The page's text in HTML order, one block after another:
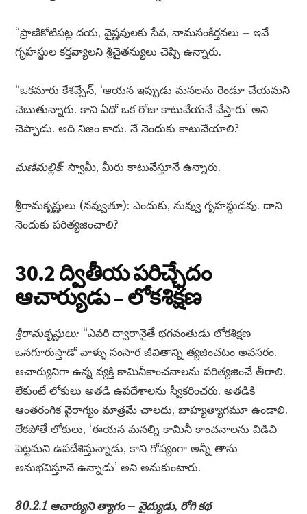
“ప్రాణికోటిపట్ల దయ, వైష్ణవులకు సేవ, నామసంకీర్తనలు – ఇవే
గృహస్థుల కర్తవ్యాలని శ్రీచైతన్యులు చెప్పి ఉన్నారు.
“ఒకమారు కేశవ్సేన్, ‘ఆయన ఇప్పుడు మనలను రెండూ చేయమని
చెబుతున్నారు. కాని ఏదో ఒక రోజు కాటువేయనే వేస్తారు’ అని
చెప్పాడు. అది నిజం కాదు. నే నెందుకు కాటువేయాలి?
మణిమల్లిక్: స్వామీ, మీరు కాటువేస్తూనే ఉన్నారు.
శ్రీరామకృష్ణులు (నవ్వుతూ): ఎందుకు, నువ్వు గృహస్థుడవు. దాని
నెందుకు పరిత్యజించాలి?
30.2 ద్వితీయ పరిచ్ఛేదం
ఆచార్యుడు – లోకశిక్షణ
శ్రీరామకృష్ణులు: “ఎవరి ద్వారానైతే భగవంతుడు లోకశిక్షణ
ఒనగూరుస్తాడో వాళ్ళు సంసార జీవితాన్ని త్యజించటం అవసరం.
ఆచార్యునిగా ఉన్న వ్యక్తి కామినీకాంచనాలను పరిత్యజించే తీరాలి.
లేకుంటే లోకులు అతడి ఉపదేశాలను స్వీకరించరు. అతడికి
ఆంతరంగిక వైరాగ్యం మాత్రమే చాలదు, బాహ్యత్యాగమూ ఉండాలి.
లేకపోతే లోకులు, ‘ఈయన మనల్ని కామినీ కాంచనాలను విడిచి
పెట్టమని ఉపదేశిస్తున్నాడు, కాని గోప్యంగా అన్నీ తాను
అనుభవిస్తూనే ఉన్నాడు’ అని అనుకుంటారు.
30.2.1 ఆచార్యుని త్యాగం – వైద్యుడు, రోగి కథ